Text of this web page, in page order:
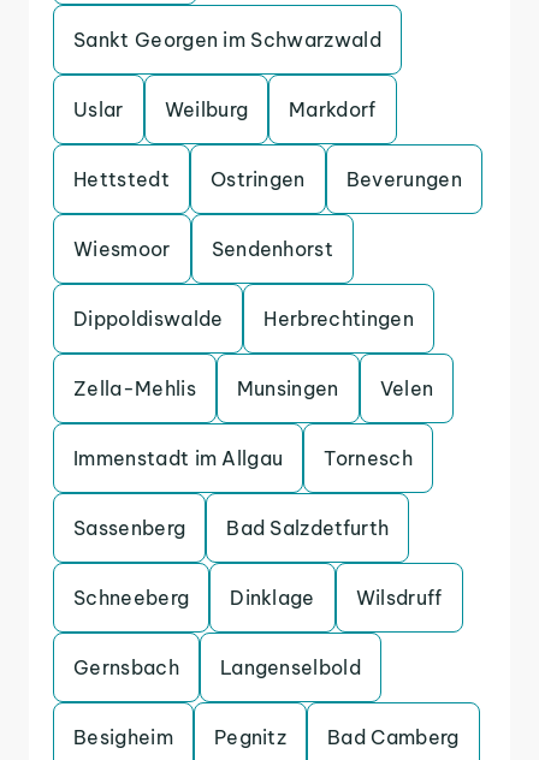
Sankt Georgen im Schwarzwald
Uslar Weilburg Markdorf
Hettstedt Ostringen Beverungen
Wiesmoor Sendenhorst
Dippoldiswalde Herbrechtingen
Zella-Mehlis Munsingen Velen
Immenstadt im Allgau Tornesch
Sassenberg Bad Salzdetfurth
Schneeberg Dinklage Wilsdruff
Gernsbach Langenselbold
Besigheim Pegnitz Bad Camberg